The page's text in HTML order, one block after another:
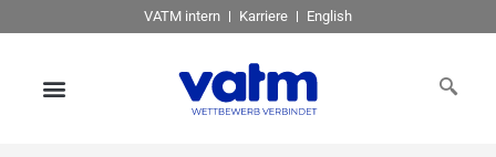
VATM intern Karriere English